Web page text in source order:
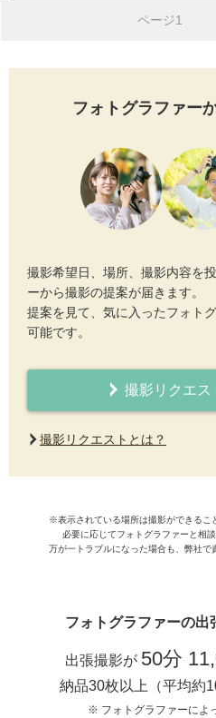
ページ1
フォトグラファー
撮影希望日、場所、撮影内容を
ーから撮影の提案が届きます。
提案を見て、気に入ったフォト
可能です。
撮影リクエス
撮影リクエストとは？
※表示されている場所は撮影ができるこ
必要に応じてフォトグラファーと相
万が一トラブルになった場合も、弊社で
フォトグラファーの出
出張撮影が 50分
納品30枚以上（平均約
※ フォトグラファーによ